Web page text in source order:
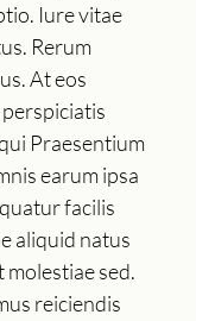
Iure vitae
Rerum
At eos
Praesentium
earum ipsa
facilis
aliquid natus
molestiae sed.
reiciendis